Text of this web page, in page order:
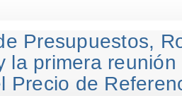
Presupuestos,
la primera
Precio de